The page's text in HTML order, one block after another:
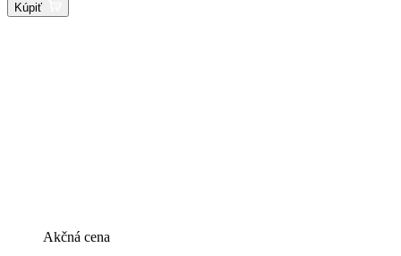
Kúpiť
Akčná cena